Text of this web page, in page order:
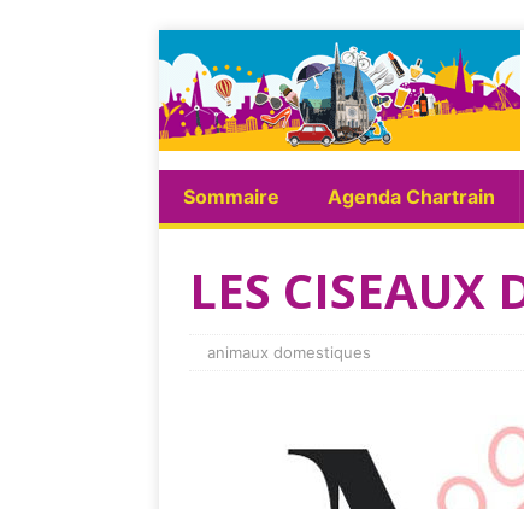
Sommaire Agenda Chartrain
LES CISEAUX
animaux domestiques